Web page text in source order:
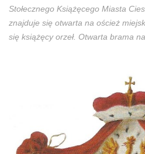
Stołecznego Książęcego Miasta
znajduje się otwarta na oścież
się książęcy orzeł. Otwarta brama
symbol jasno mówił przyjezdnym:
przestrzegaj naszego prawa! W
którzy dopuścili się jakiegokolwiek
Cieszyn był miejscem sądu
dosłownym, gdyż jako miasto
wyłączne prawo karania śmiercią.